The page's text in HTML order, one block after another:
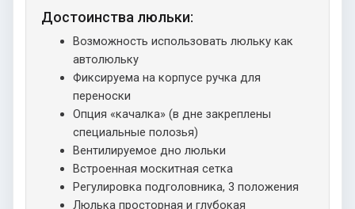
Достоинства люльки:
Возможность использовать люльку как
автолюльку
Фиксируема на корпусе ручка для
переноски
Опция «качалка» (в дне закреплены
специальные полозья)
Вентилируемое дно люльки
Встроенная москитная сетка
Регулировка подголовника, 3 положения
Люлька просторная и глубокая